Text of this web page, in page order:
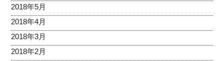
2018年5月
2018年4月
2018年3月
2018年2月